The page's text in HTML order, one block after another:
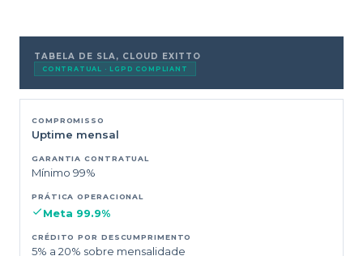
TABELA DE SLA, CLOUD EXITTO
CONTRATUAL · LGPD COMPLIANT
Uptime mensal
Mínimo 99%
Meta 99.9%
5% a 20% sobre mensalidade